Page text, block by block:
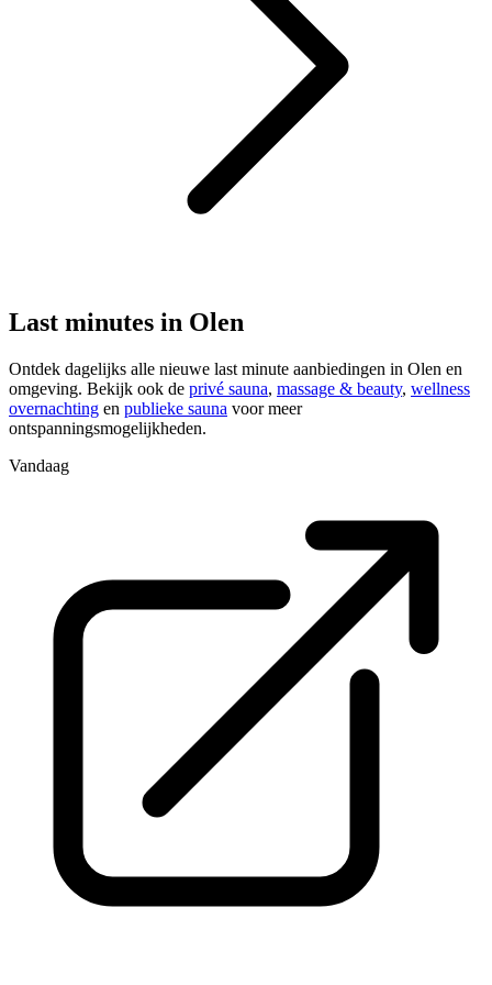
Last minutes in Olen
Ontdek dagelijks alle nieuwe last minute aanbiedingen in Olen en
omgeving. Bekijk ook de privé sauna, massage & beauty, wellness
overnachting en publieke sauna voor meer
ontspanningsmogelijkheden.
Vandaag